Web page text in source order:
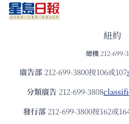
紐約
總機 212-699-
廣告部212-699-3800按106或107
分類廣告 212-699-3808
發⾏部 212-699-3800按162或